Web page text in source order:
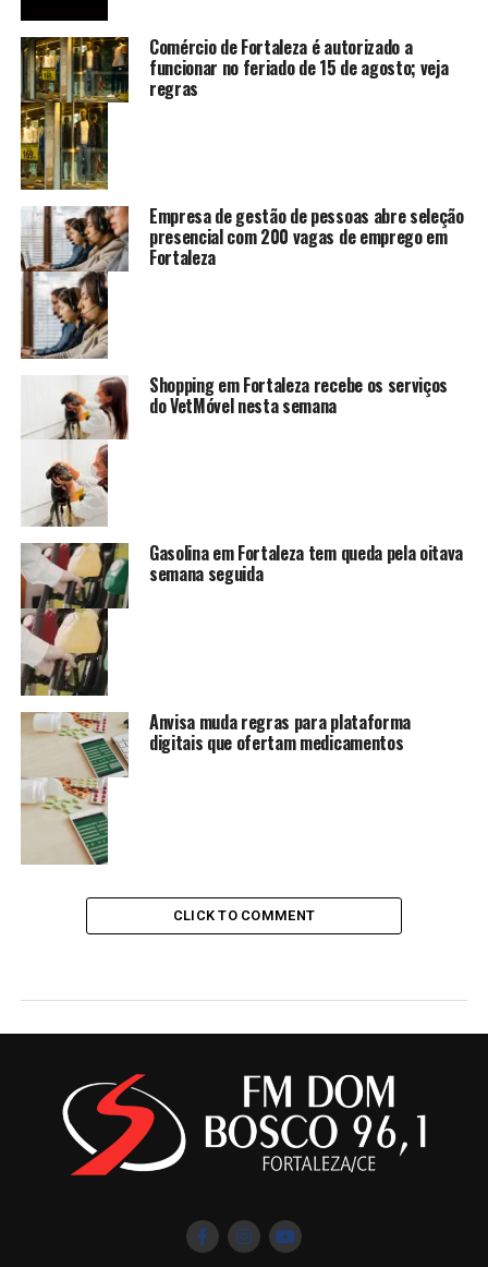
Comércio de Fortaleza é autorizado a
funcionar no feriado de 15 de agosto; veja
regras
Empresa de gestão de pessoas abre seleção
presencial com 200 vagas de emprego em
Fortaleza
Shopping em Fortaleza recebe os serviços
do VetMóvel nesta semana
Gasolina em Fortaleza tem queda pela oitava
semana seguida
Anvisa muda regras para plataforma
digitais que ofertam medicamentos
CLICK TO COMMENT